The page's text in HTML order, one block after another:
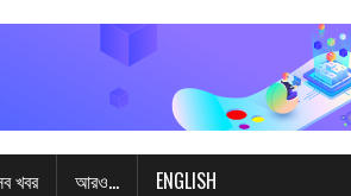
খবর আরও… ENGLISH